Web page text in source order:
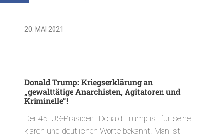
20. MAI 2021
Donald Trump: Kriegserklärung an
„gewalttätige Anarchisten, Agitatoren und
Kriminelle“!
Der 45. US-Präsident Donald Trump ist für seine
klaren und deutlichen Worte bekannt. Man ist